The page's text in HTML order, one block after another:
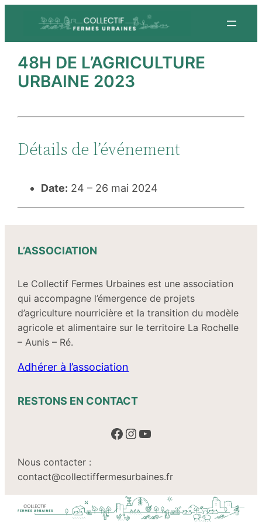
contenu
48H DE L’AGRICULTURE
URBAINE 2023
Détails de l’événement
Date: 24 – 26 mai 2024
L’ASSOCIATION
Le Collectif Fermes Urbaines est une association
qui accompagne l’émergence de projets
d’agriculture nourricière et la transition du modèle
agricole et alimentaire sur le territoire La Rochelle
– Aunis – Ré.
Adhérer à l’association
RESTONS EN CONTACT
Facebook Instagram YouTube
Nous contacter :
contact@collectiffermesurbaines.fr